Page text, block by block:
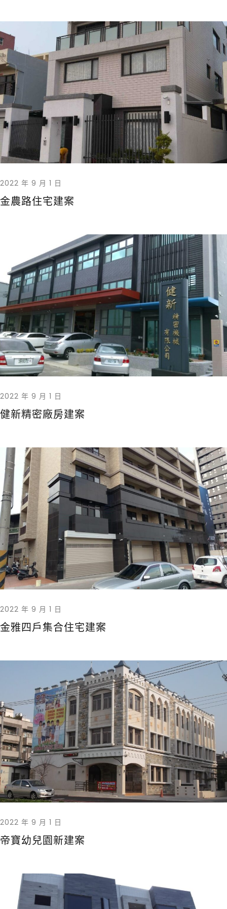
2022 年 9 月 1 日
金農路住宅建案
2022 年 9 月 1 日
健新精密廠房建案
2022 年 9 月 1 日
金雅四戶集合住宅建案
2022 年 9 月 1 日
帝寶幼兒園新建案